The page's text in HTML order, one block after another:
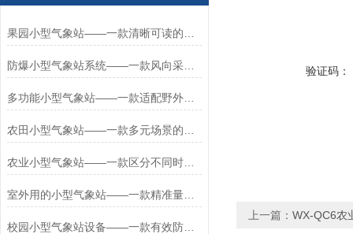
防爆小型气象站系统——一款风向采集的五参数防爆气象站2026+派+送
多功能小型气象站——一款适配野外无市电的环境监测小型微气象站2026+派+送
农业小型气象站——一款区分不同时段的田间小型气象站2026+派+送
室外用的小型气象站——一款精准量化采集的建设小型气象站2026+派+送
校园小型气象站设备——一款有效防护的校园气象站基本设备2026+派+送
验证码：
上一篇： WX-QC6农